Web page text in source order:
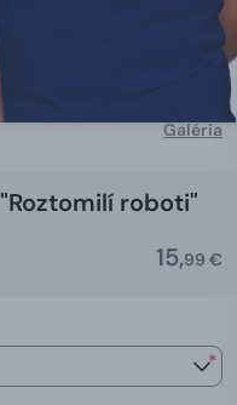
Galéria
roboti"
15,99 €
*